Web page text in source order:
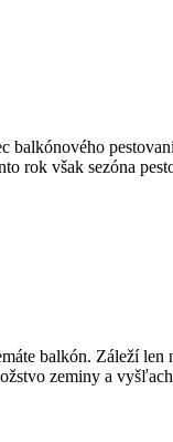
balkónového
rok však sezóna
balkón. Záleží
zeminy a